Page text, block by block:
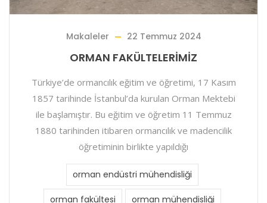
Makaleler 22 Temmuz 2024
ORMAN FAKÜLTELERİMİZ
Türkiye’de ormancılık eğitim ve öğretimi, 17 Kasım
1857 tarihinde İstanbul’da kurulan Orman Mektebi
ile başlamıştır. Bu eğitim ve öğretim 11 Temmuz
1880 tarihinden itibaren ormancılık ve madencilik
öğretiminin birlikte yapıldığı
orman endüstri mühendisliği
orman fakültesi orman mühendisliği